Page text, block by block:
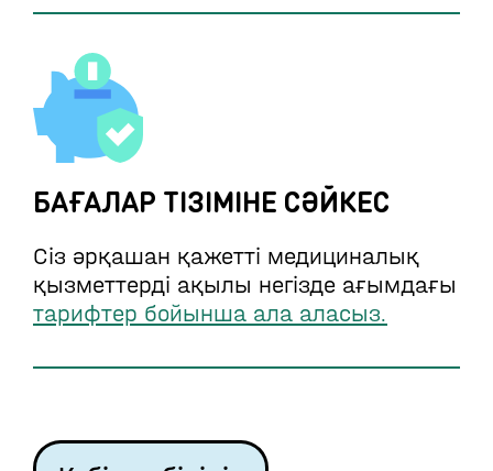
БАҒАЛАР ТІЗІМІНЕ СӘЙКЕС
Сіз әрқашан қажетті медициналық
қызметтерді ақылы негізде ағымдағы
тарифтер бойынша ала аласыз.